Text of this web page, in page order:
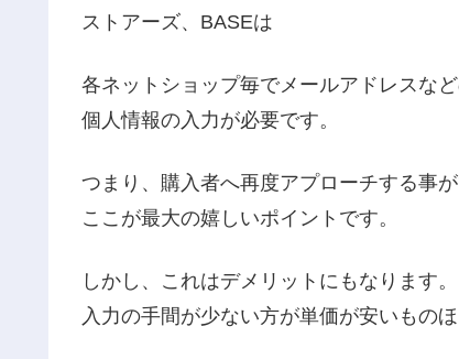
ストアーズ、BASEは
各ネットショップ毎でメールアドレスな
個人情報の入力が必要です。
つまり、購入者へ再度アプローチする事が
ここが最大の嬉しいポイントです。
しかし、これはデメリットにもなります。
入力の手間が少ない方が単価が安いもの